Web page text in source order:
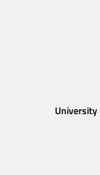
University